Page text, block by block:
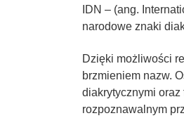
IDN – (ang.
narodowe znaki
Dzięki możliwości
brzmieniem nazw.
diakrytycznymi
rozpoznawalnym